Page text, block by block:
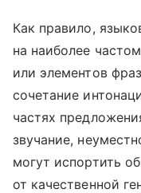
Как правило,
на наиболее
или элементов
сочетание
частях
звучание,
могут испортить
от качественной